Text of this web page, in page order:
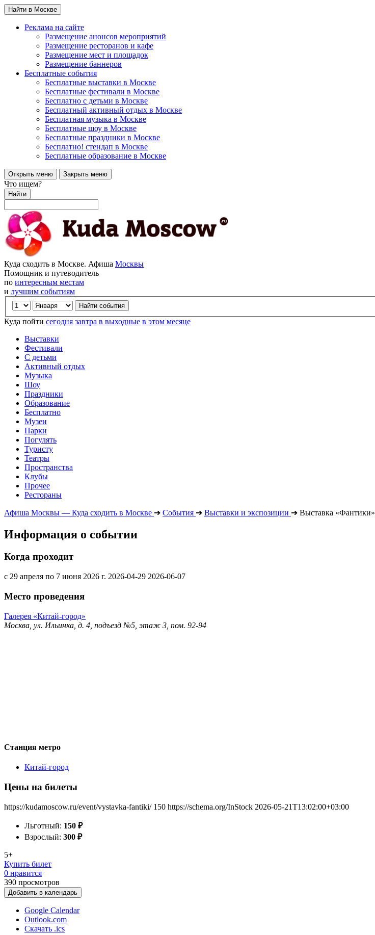
Найти в Москве
Реклама на сайте
Размещение анонсов мероприятий
Размещение ресторанов и кафе
Размещение мест и площадок
Размещение баннеров
Бесплатные события
Бесплатные выставки в Москве
Бесплатные фестивали в Москве
Бесплатно с детьми в Москве
Бесплатный активный отдых в Москве
Бесплатная музыка в Москве
Бесплатные шоу в Москве
Бесплатные праздники в Москве
Бесплатно! стендап в Москве
Бесплатные образование в Москве
Открыть меню Закрыть меню
Что ищем?
Найти
Куда сходить в Москве. Афиша Москвы
Помощник и путеводитель
по интересным местам
и лучшим событиям
Куда пойти сегодня завтра в выходные в этом месяце
Выставки
Фестивали
С детьми
Активный отдых
Музыка
Шоу
Праздники
Образование
Бесплатно
Музеи
Парки
Погулять
Туристу
Театры
Пространства
Клубы
Прочее
Рестораны
Афиша Москвы — Куда сходить в Москве ➔ События ➔ Выставки и экспозиции ➔ Выставка «Фантики»
Информация о событии
Когда проходит
с 29 апреля по 7 июня 2026 г. 2026-04-29 2026-06-07
Место проведения
Галерея «Китай-город»
Москва, ул. Ильинка, д. 4, подъезд №5, этаж 3, пом. 92-94
Станция метро
Китай-город
Цены на билеты
https://kudamoscow.ru/event/vystavka-fantiki/ 150 https://schema.org/InStock 2026-05-21T13:02:00+03:00
Льготный: 150 ₽
Взрослый: 300 ₽
5+
Купить билет
0 нравится
390 просмотров
Добавить в календарь
Google Calendar
Outlook.com
Скачать .ics